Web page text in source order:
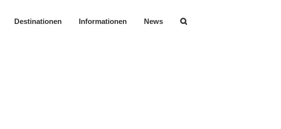
Destinationen Informationen News